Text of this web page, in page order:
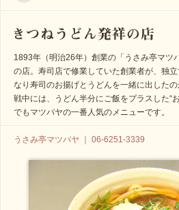
1893年（明治26年）創業の「うさみ亭マツ
の店。寿司店で修業していた創業者が、独
なり寿司のお揚げとうどんを一緒に出した
戦中には、うどん半分にご飯をプラスした“
でもマツバヤの一番人気のメニューです。
うさみ亭マツバヤ ｜ 06-6251-3339